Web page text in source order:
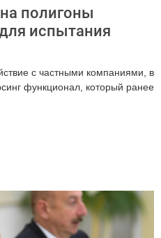
полигоны
испытания
с частными компаниями, в
функционал, который ранее